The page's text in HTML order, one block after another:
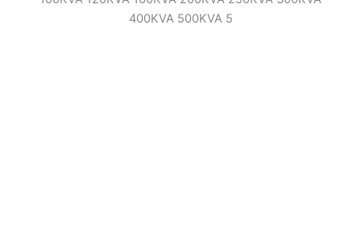
400KVA 500KVA 5